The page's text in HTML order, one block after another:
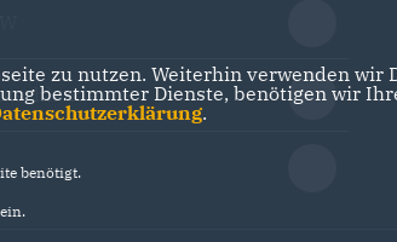
zu nutzen. Weiterhin verwenden
bestimmter Dienste, benötigen wir
.
benötigt.